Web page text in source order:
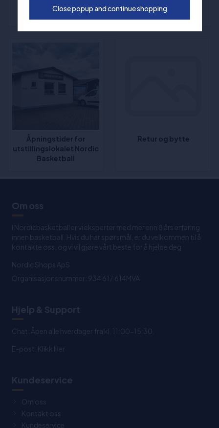
spørsmål og svar
Åpningstider for
utstillingslokalet Nordic
Basketball
Retur og bytte
Om oss
I Nordicbasketball er vi eksperter med mer enn 8 års erfaring
innen basketball. Hvis du har spørsmål, er du velkommen til å
kontakte oss, og vi vil gjøre vårt beste for å hjelpe deg
Nordic Shops ApS
Organisasjonsnummer: 934 617 614MVA
Hjelp & Support
Chat: Åpen alle hverdager fra kl. 11:00-15:30.
E-post: Klikk Her
Kundeservice
Om oss
Kontakt oss
Kundeservice
Close popup and continue shopping